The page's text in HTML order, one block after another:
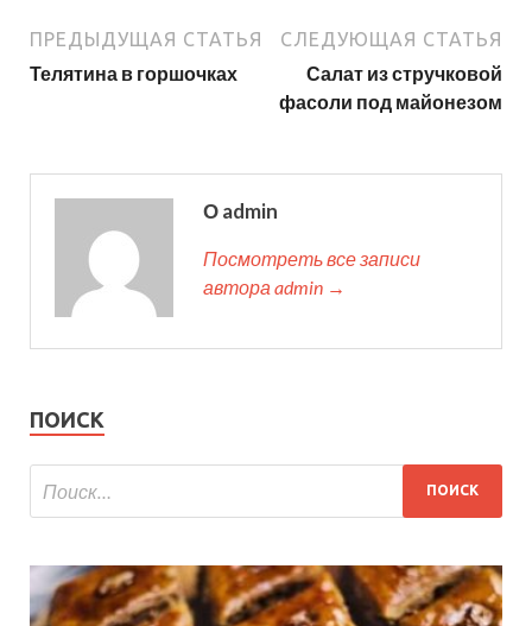
ПРЕДЫДУЩАЯ СТАТЬЯ
Телятина в горшочках
СЛЕДУЮЩАЯ СТАТЬЯ
Салат из стручковой
фасоли под майонезом
О admin
Посмотреть все записи
автора admin →
ПОИСК